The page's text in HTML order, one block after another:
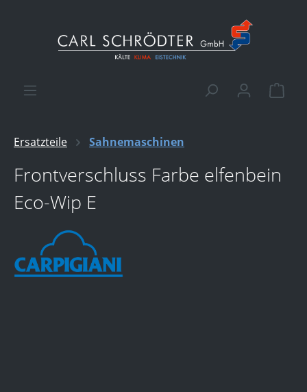
Ersatzteile Sahnemaschinen
Frontverschluss Farbe elfenbein
Eco-Wip E